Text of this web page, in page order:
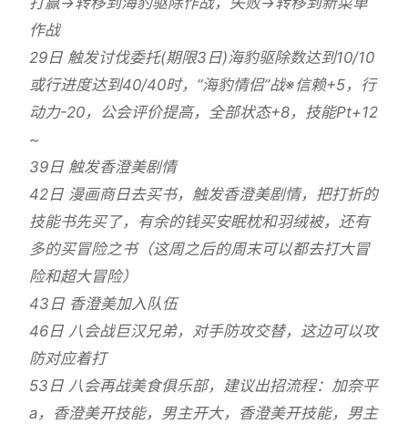
作战
29日 触发讨伐委托(期限3日)海豹驱除数达到10/10
或行进度达到40/40时，“海豹情侣”战※信赖+5，行
动力-20，公会评价提高，全部状态+8，技能Pt+12
~
39日 触发香澄美剧情
42日 漫画商日去买书，触发香澄美剧情，把打折的
技能书先买了，有余的钱买安眠枕和羽绒被，还有
多的买冒险之书（这周之后的周末可以都去打大冒
险和超大冒险）
43日 香澄美加入队伍
46日 八会战巨汉兄弟，对手防攻交替，这边可以攻
防对应着打
53日 八会再战美食俱乐部，建议出招流程：加奈平
a，香澄美开技能，男主开大，香澄美开技能，男主